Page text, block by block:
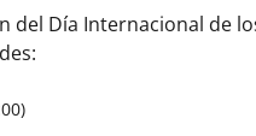
del Día Internacional de